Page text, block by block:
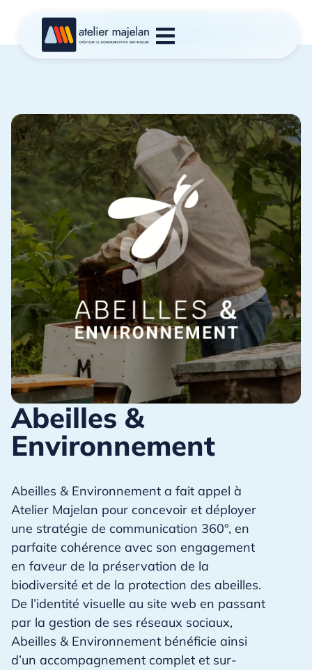
Abeilles &
Environnement
Abeilles & Environnement a fait appel à
Atelier Majelan pour concevoir et déployer
une stratégie de communication 360°, en
parfaite cohérence avec son engagement
en faveur de la préservation de la
biodiversité et de la protection des abeilles.
De l’identité visuelle au site web en passant
par la gestion de ses réseaux sociaux,
Abeilles & Environnement bénéficie ainsi
d’un accompagnement complet et sur-